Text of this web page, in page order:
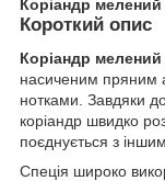
Коріандр
Короткий опис
Коріандр
насиченим пряним
нотками. Завдяки
коріандр швидко
поєднується з
Спеція широко